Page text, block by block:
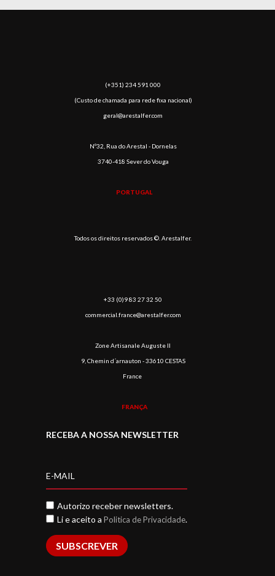
(​+351) 234 591 000
(Custo de chamada para rede fixa nacional)
geral@arestalfer.com
Nº32, Rua do Arestal - Dornelas
3740-418 Sever do Vouga
PORTUGAL
Todos os direitos reservados ©. Arestalfer.
+33 (0)9 83 27 32 50
commercial.france@arestalfer.com
Zone Artisanale Auguste II
9, Chemin d´arnauton - 33610 CESTAS
France
FRANÇA
RECEBA A NOSSA NEWSLETTER
Autorizo receber newsletters.
Li e aceito a Politica de Privacidade.
SUBSCREVER